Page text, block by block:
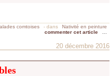
comtoises - dans
Nativité en peinture
commenter cet article
20 décembre 2016